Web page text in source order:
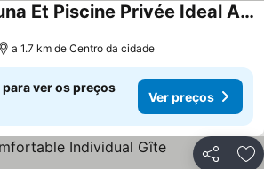
Chalet Luxe Sauna Et Piscine Privée Ideal Automne Hautes Vosges
a 1.7 km de Centro da cidade
ver os preços
Ver preços
Partilhar